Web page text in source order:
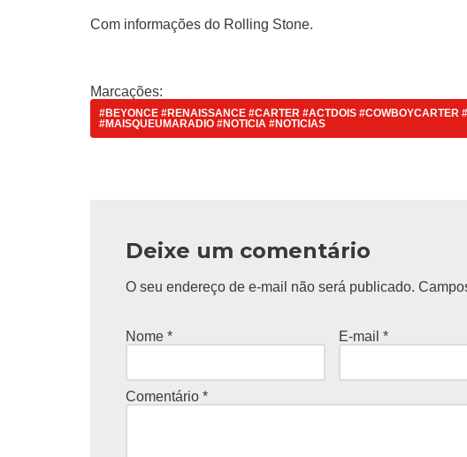
Com informações do Rolling Stone.
Marcações:
#BEYONCE #RENAISSANCE #CARTER #ACTDOIS
#MAISQUEUMARADIO #NOTICIA #NOTICIAS
Deixe um comentário
O seu endereço de e-mail não será publicado.
Nome * E-mail*
Comentário *